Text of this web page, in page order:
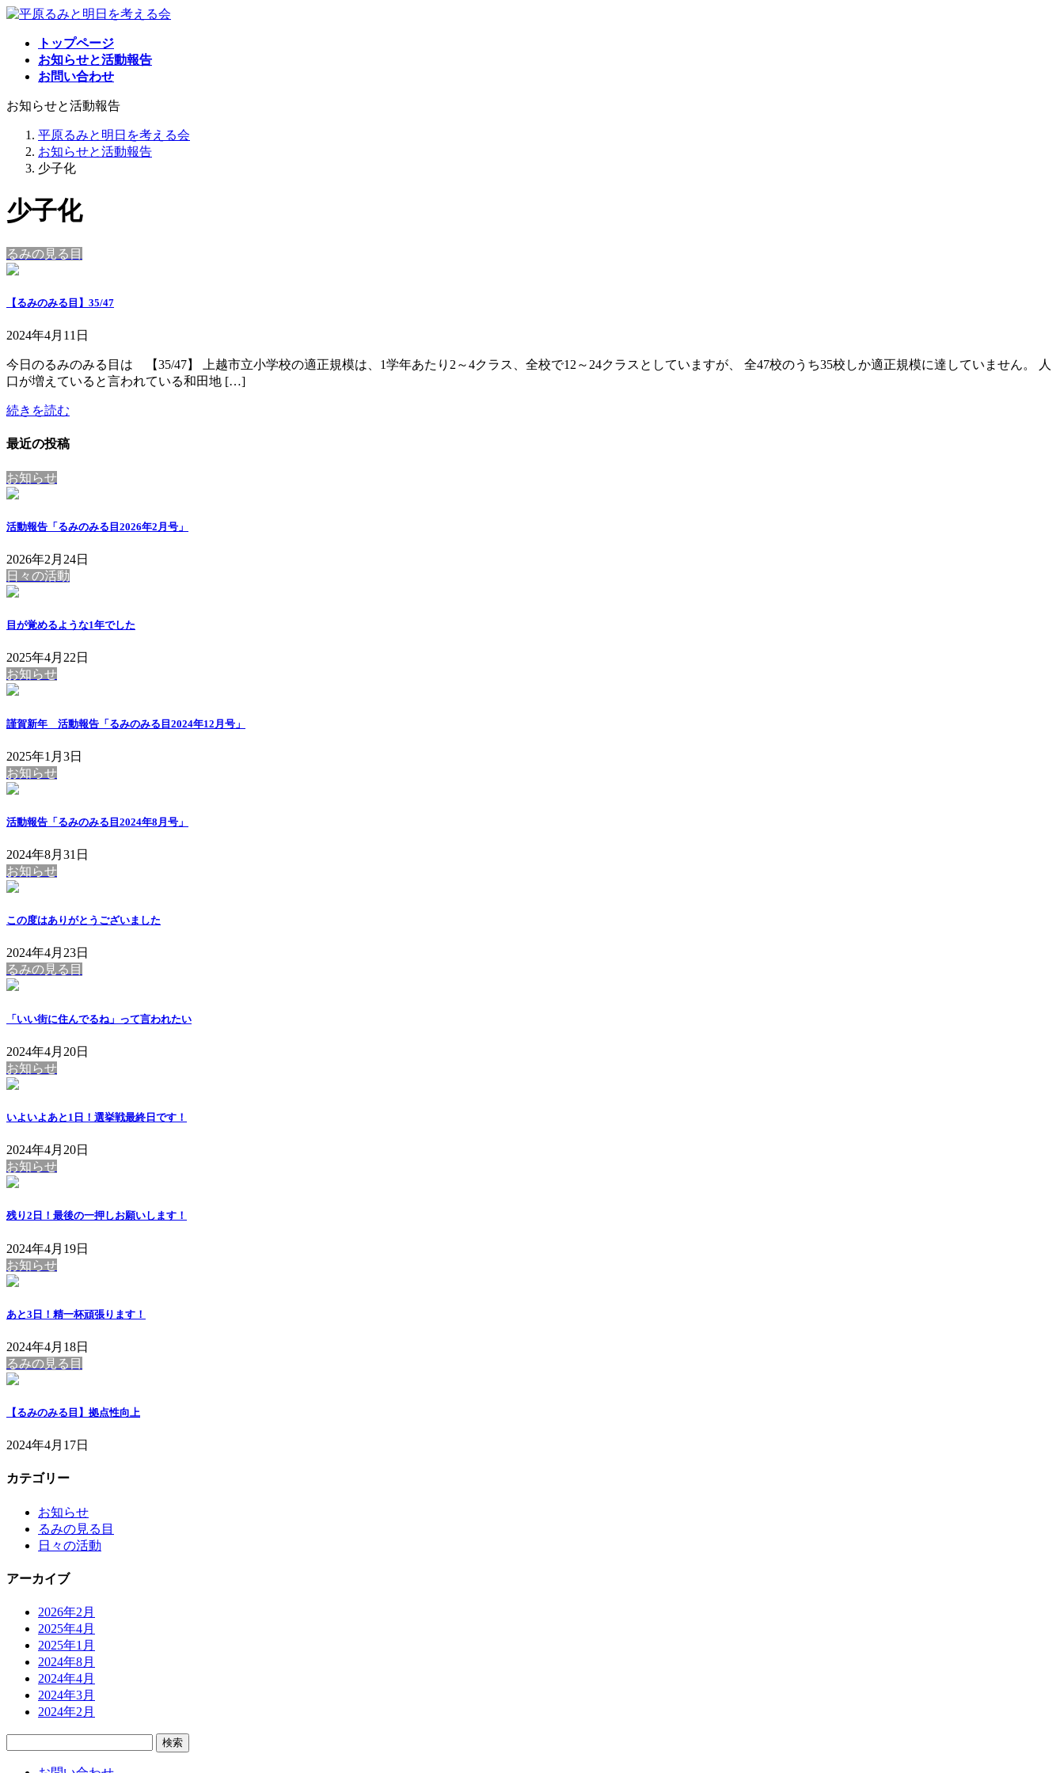
コ
ス
ナ
ン
トップページ
お知らせと活動報告
お問い合わせ
お知らせと活動報告
平原るみと明日を考える会
お知らせと活動報告
少子化
少子化
るみの見る目
【るみのみる目】35/47
2024年4月11日
今日のるみのみる目は 【35/47】 上越市立小学校の適正規模は、1学年あたり2～4クラス、全校で12～24クラスとしていますが、 全47校のうち35校しか適正規模に達していません。 人
口が増えていると言われている和田地 […]
続きを読む
最近の投稿
お知らせ
活動報告「るみのみる目2026年2月号」
2026年2月24日
日々の活動
目が覚めるような1年でした
2025年4月22日
お知らせ
謹賀新年 活動報告「るみのみる目2024年12月号」
2025年1月3日
お知らせ
活動報告「るみのみる目2024年8月号」
2024年8月31日
お知らせ
この度はありがとうございました
2024年4月23日
るみの見る目
「いい街に住んでるね」って言われたい
2024年4月20日
お知らせ
いよいよあと1日！選挙戦最終日です！
2024年4月20日
お知らせ
残り2日！最後の一押しお願いします！
2024年4月19日
お知らせ
あと3日！精一杯頑張ります！
2024年4月18日
るみの見る目
【るみのみる目】拠点性向上
2024年4月17日
カテゴリー
お知らせ
るみの見る目
日々の活動
アーカイブ
2026年2月
2025年4月
2025年1月
2024年8月
2024年4月
2024年3月
2024年2月